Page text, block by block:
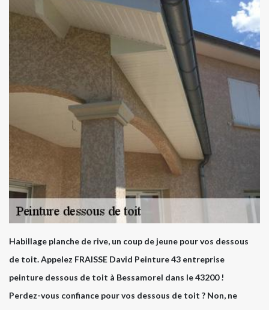
Habillage planche de rive, un coup de jeune pour vos dessous
de toit. Appelez FRAISSE David Peinture 43 entreprise
peinture dessous de toit à Bessamorel dans le 43200 !
Perdez-vous confiance pour vos dessous de toit ? Non, ne